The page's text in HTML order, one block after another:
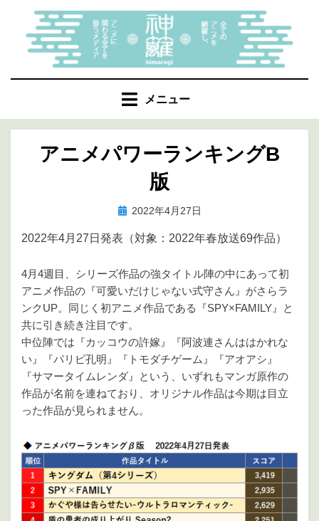
メニュー
アニメパワーランキングΒ
版
投稿者marumegane
投
日:
2022年4月27日
2022年4月27日発表（対象：2022年春放送69作品）
4月4週目、シリーズ作品の強タイトル陣の中にあって初
アニメ作品の『可愛いだけじゃない式守さん』がさらラ
ンクUP。同じく初アニメ作品である『SPY×FAMILY』と
共に引き続き注目です。
中位陣では『カッコウの許嫁』『阿波連さんははかれな
い』『パリピ孔明』『トモダチゲーム』『アオアシ』
『サマータイムレンダ』という、いずれもマンガ原作の
作品が名前を連ねており、オリジナル作品は今期は目立
った作品が見られません。